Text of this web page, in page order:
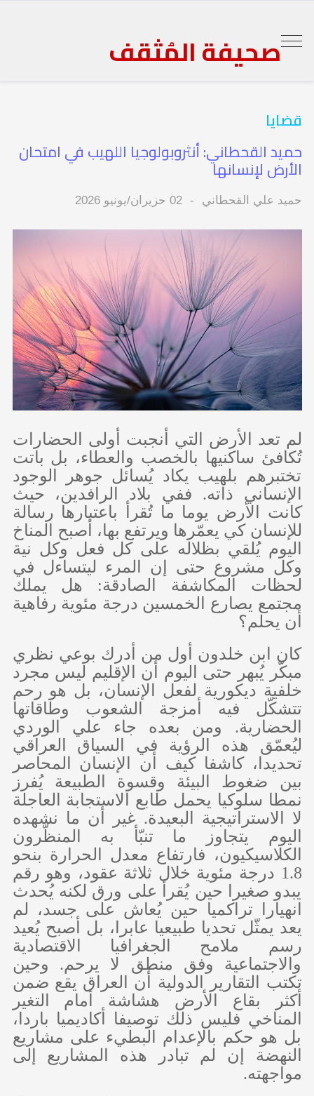
صحيفة المُثقف
قضايا
حميد القحطاني: أنثروبولوجيا اللهيب في امتحان
الأرض لإنسانها
حميد علي القحطاني 02 حزيران/يونيو 2026
لم تعد الأرض التي أنجبت أولى الحضارات
تُكافئ ساكنيها بالخصب والعطاء، بل باتت
تختبرهم بلهيب يكاد يُسائل جوهر الوجود
الإنساني ذاته. ففي بلاد الرافدين، حيث
كانت الأرض يوما ما تُقرأ باعتبارها رسالة
للإنسان كي يعمّرها ويرتفع بها، أصبح المناخ
اليوم يُلقي بظلاله على كل فعل وكل نية
وكل مشروع حتى إن المرء ليتساءل في
لحظات المكاشفة الصادقة: هل يملك
مجتمع يصارع الخمسين درجة مئوية رفاهية
أن يحلم؟
كان ابن خلدون أول من أدرك بوعي نظري
مبكّر يُبهر حتى اليوم أن الإقليم ليس مجرد
خلفية ديكورية لفعل الإنسان، بل هو رحم
تتشكّل فيه أمزجة الشعوب وطاقاتها
الحضارية. ومن بعده جاء علي الوردي
ليُعمّق هذه الرؤية في السياق العراقي
تحديدا، كاشفا كيف أن الإنسان المحاصر
بين ضغوط البيئة وقسوة الطبيعة يُفرز
نمطا سلوكيا يحمل طابع الاستجابة العاجلة
لا الاستراتيجية البعيدة. غير أن ما نشهده
اليوم يتجاوز ما تنبّأ به المنظّرون
الكلاسيكيون، فارتفاع معدل الحرارة بنحو
1.8 درجة مئوية خلال ثلاثة عقود، وهو رقم
يبدو صغيرا حين يُقرأ على ورق لكنه يُحدث
انهيارا تراكميا حين يُعاش على جسد، لم
يعد يمثّل تحديا طبيعيا عابرا، بل أصبح يُعيد
رسم ملامح الجغرافيا الاقتصادية
والاجتماعية وفق منطق لا يرحم. وحين
تكتب التقارير الدولية أن العراق يقع ضمن
أكثر بقاع الأرض هشاشة أمام التغير
المناخي فليس ذلك توصيفا أكاديميا باردا،
بل هو حكم بالإعدام البطيء على مشاريع
النهضة إن لم تبادر هذه المشاريع إلى
مواجهته.